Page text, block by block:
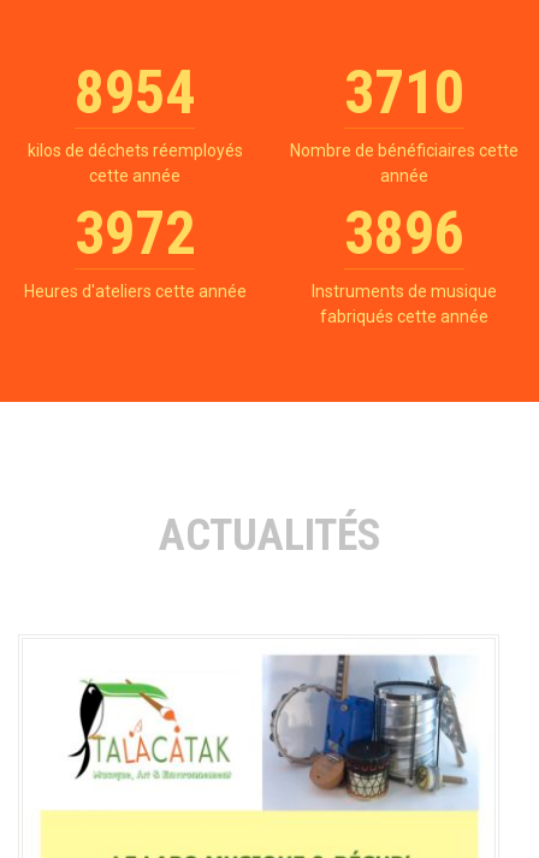
8954
kilos de déchets réemployés
cette année
3710
Nombre de bénéficiaires cette
année
3972
Heures d'ateliers cette année
3896
Instruments de musique
fabriqués cette année
ACTUALITÉS